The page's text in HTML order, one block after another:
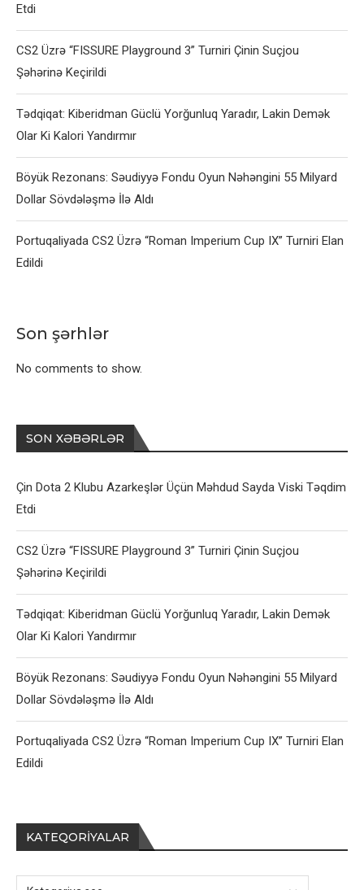
Etdi
CS2 Üzrə “FISSURE Playground 3” Turniri Çinin Suçjou
Şəhərinə Keçirildi
Tədqiqat: Kiberidman Güclü Yorğunluq Yaradır, Lakin Demək
Olar Ki Kalori Yandırmır
Böyük Rezonans: Səudiyyə Fondu Oyun Nəhəngini 55 Milyard
Dollar Sövdələşmə İlə Aldı
Portuqaliyada CS2 Üzrə “Roman Imperium Cup IX” Turniri Elan
Edildi
Son şərhlər
No comments to show.
SON XƏBƏRLƏR
Çin Dota 2 Klubu Azarkeşlər Üçün Məhdud Sayda Viski Təqdim
Etdi
CS2 Üzrə “FISSURE Playground 3” Turniri Çinin Suçjou
Şəhərinə Keçirildi
Tədqiqat: Kiberidman Güclü Yorğunluq Yaradır, Lakin Demək
Olar Ki Kalori Yandırmır
Böyük Rezonans: Səudiyyə Fondu Oyun Nəhəngini 55 Milyard
Dollar Sövdələşmə İlə Aldı
Portuqaliyada CS2 Üzrə “Roman Imperium Cup IX” Turniri Elan
Edildi
KATEQORIYALAR